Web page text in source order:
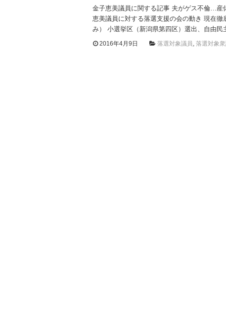
金子恵美議員に関する記事 夫がゲス不倫…産
恵美議員に対する落選支援の会の動き 現在
み） 小選挙区（新潟県第四区）選出、自由
2016年4月9日 落選対象議員,落選対象